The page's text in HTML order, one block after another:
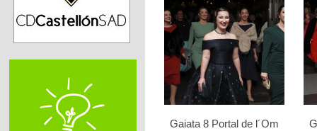
Gaiata 8 Portal de l´Om